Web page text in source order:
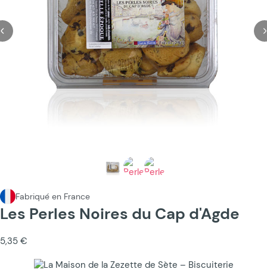
Fabriqué en France
Les Perles Noires du Cap d'Agde
5,35 €